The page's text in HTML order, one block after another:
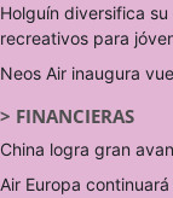
Holguín diversifica
recreativos para
Neos Air inaugura
> FINANCIERAS
China logra gran
Air Europa